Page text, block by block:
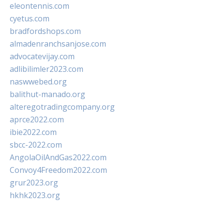
eleontennis.com
cyetus.com
bradfordshops.com
almadenranchsanjose.com
advocatevijay.com
adlibilimler2023.com
naswwebed.org
balithut-manado.org
alteregotradingcompany.org
aprce2022.com
ibie2022.com
sbcc-2022.com
AngolaOilAndGas2022.com
Convoy4Freedom2022.com
grur2023.org
hkhk2023.org